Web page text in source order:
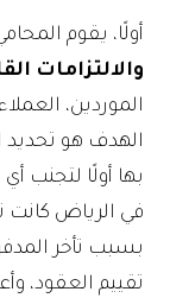
أولًا، يقوم
والالتزامات
الموردين،
الهدف هو تحديد
بها أولًا لتجنب
في الرياض كانت
بسبب تأخر
تقييم العقود،